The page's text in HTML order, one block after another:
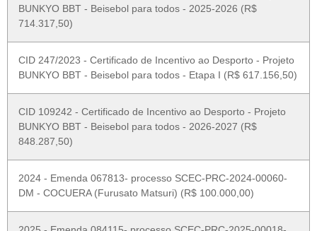
BUNKYO BBT - Beisebol para todos - 2025-2026 (R$
714.317,50)
CID 247/2023 - Certificado de Incentivo ao Desporto - Projeto
BUNKYO BBT - Beisebol para todos - Etapa I (R$ 617.156,50)
CID 109242 - Certificado de Incentivo ao Desporto - Projeto
BUNKYO BBT - Beisebol para todos - 2026-2027 (R$
848.287,50)
2024 - Emenda 067813- processo SCEC-PRC-2024-00060-
DM - COCUERA (Furusato Matsuri) (R$ 100.000,00)